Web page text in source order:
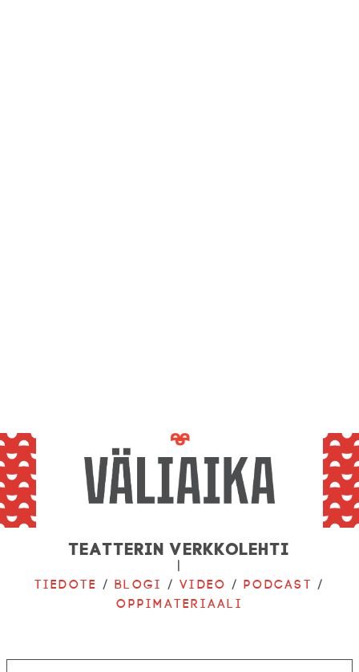
Teatterin verkkolehti
|
Tiedote
/Blogi /Video /Podcast /
Oppimateriaali